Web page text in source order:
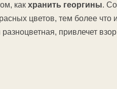
как хранить георгины.
цветов, тем более
разноцветная, привлечет